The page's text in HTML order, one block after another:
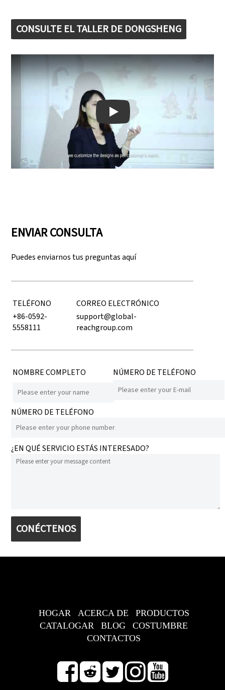
CONSULTE EL TALLER DE DONGSHENG
Play: Keynote (Google I/O '18)
ENVIAR CONSULTA
Puedes enviarnos tus preguntas aquí
TELÉFONO
CORREO ELECTRÓNICO
+86-0592-
5558111
support@global-
reachgroup.com
NOMBRE COMPLETO NÚMERO DE TELÉFONO
NÚMERO DE TELÉFONO
¿EN QUÉ SERVICIO ESTÁS INTERESADO?
CONÉCTENOS
HOGAR ACERCA DE
PRODUCTOS
CATALOGAR
BLOG
COSTUMBRE
CONTACTOS